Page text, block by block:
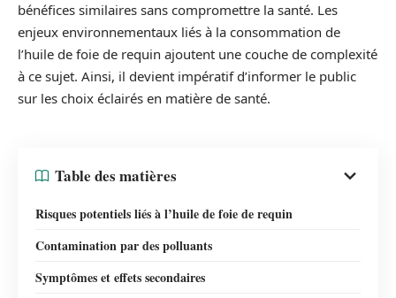
bénéfices similaires sans compromettre la santé. Les
enjeux environnementaux liés à la consommation de
l’huile de foie de requin ajoutent une couche de complexité
à ce sujet. Ainsi, il devient impératif d’informer le public
sur les choix éclairés en matière de santé.
Table des matières
Risques potentiels liés à l’huile de foie de requin
Contamination par des polluants
Symptômes et effets secondaires